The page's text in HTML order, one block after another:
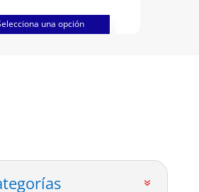
hasta
$12000
una opción